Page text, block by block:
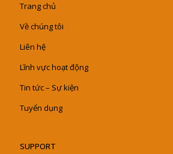
Trang chủ
Về chúng tôi
Liên hệ
Lĩnh vực hoạt động
Tin tức – Sự kiện
Tuyển dụng
SUPPORT